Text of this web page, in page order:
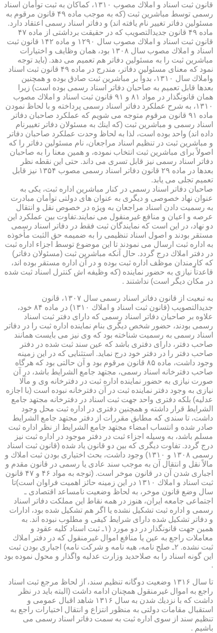
قانون ثبت اسناد و املاك مصوب ۱۳۱۰، كماكان به ثبت توأمان اسناد
رسمی توسط مباشرین ثبت (كه به موجب ماده ۴۹ قانون مرقوم به
مسئولین دفاتر تغییر نام یافته اند) و دفاتر اسناد رسمی اعتقاد دارد.
ماده ۴۹ قانون جدیدالتصویب كه در حقیقت برداشتی از ماده ۴۷
قانون ثبت اسناد و املاك مصوب سال ۱۲۹۰ و ماده ۱۴۲ قانون ثبت
اسناد و املاك مصوب سال ۱۳۰۸ بود، همان وظایف و اختیارات
مباشرین ثبت را به مسئولین دفاتر هم تعمیم می دهد. (باید توجه
نمود كه معنای مسئولین دفاتر، مندرج در ماده ۴۹ قانون ثبت اسناد
واملاك سال ۱۳۱۰، بدواً بر مباشرین ثبت صادق بوده و همچنین
بعدها قابل تعمیم به صاحبان دفاتر اسناد رسمی بوده است) زیرا
همان قانونگذار در مواد ۸۱ و ۹۱ قانون ثبت اسناد و املاك مصوب
۱۳۱۰، به شرح عملكرد دفاتر اسناد رسمی پرداخته و با لحاظ نمودن
ماده ۹۱ قانون مرقوم متوجه می شویم كه عملكرد صاحبان دفاتر
اسناد رسمی و مباشرین ثبت (كه اینك به مسئولان دفاتر تغییرنام
داده اند) واحد بوده است، لذا به لحاظ وحدت عملكرد صاحبان دفاتر
و مباشرین ثبت در تنظیم اسناد مراجعان، نام مسئولین دفاتر را كه
اصولاً برای مباشرین ثبت انتخاب نموده، و همین معنا را به صاحبان
دفاتر اسناد رسمی نیز قابل تسری می داند. حتی این نقطه نظر
بعدها در ماده ۲۹ قانون دفاتر اسناد رسمی مصوب ۱۳۵۴ نیز قابل
تعمیم تجلی می یابد.
صاحبان دفاتر اسناد رسمی در كنار مباشرین اداره ثبت، یكی به
عنوان نهاد خصوصی و دیگری به عنوان های دولتی توأمان مبادرت
به رسمیت دادن اسناد مراجعان به ویژه در خصوص نقل و انتقال
عرصه و اعیان و منافع غیرمنقول می نمایند.تفاوت بین عملكرد این
دو نهاد، در این است كه نمایندگان ثبت فقط در دفاتر اسناد رسمی
مستقر بودند و اصول اسناد تنظیمی را به ضمیمه حق الثبت مأخوذه
به اداره ثبت ارسال می نمودند تا این موضوع توسط اجزاء اداره ثبت
در دفتر املاك درج گردد. حال آنكه مباشرین ثبت (مسئولان دفاتر)
كه كارمندان موظف اداره ثبت بوده و در آن اداره مستقر بوده اند،
قاعدتاً نیازی به حضور نماینده (كه وظیفه اش كنترل اسناد ثبت شده
در مكان دیگر است) نداشتند .
به تبعیت از قانون دفاتر اسناد رسمی سال ۱۳۰۷، قانون
جدیدالتصویب (قانون ثبت اسناد و املاك ۱۳۱۰) در ماده ۸۴ خود،
علاوه بر صاحبان دفاتر اسناد رسمی كه دارای دفتر ثبت اسناد
رسمی بودند، حضور شخص دیگری بنام نماینده اداره ثبت را در دفاتر
اسناد رسمی به رسمیت شناخته بود كه وی نیز می بایست همانند
صاحب دفتر، دارای دفتری باشد كه عین سند ثبت شده در دفتر
صاحب دفتر را در دفتر خود درج نماید. استثنایی كه در این زمینه
وجود داشت، ماده ۸۵ قانون مرقوم بود و آن حالتی بود كه هرگاه
صاحب دفترخانه اسناد رسمی، مجتهد جامع الشرایط باشد، در آن
صورت نیازی به حضور نماینده اداره ثبت در دفترخانه وی و مآلا
نیازی به وجود دفتر نماینده ثبت در آن دفترخانه نبوده است (با اجازه
عدلیه) بلكه دفتری واحد جهت ثبت اسناد در دفترخانه مجتهد جامع
الشرایط قرار داشته و همچنین دفتری در اداره ثبت محل وجود
داشت، تا سندی كه مطابق مقررات از دفتر مجتهد جامع الشرایط
صادر شده و انتساب امضاء مجتهد جامع الشرایط از نظر اداره ثبت
مسلم باشد، به وسیله اجزاء ثبت در دفتر موجود در اداره ثبت نیز
درج گردد. تفاوت دیگری كه بین دو قانون یاد شده (قانون ثبت اسناد
رسمی ۱۳۰۸ و ۱۳۱۰) وجود داشت، بحث اختیاری بودن ثبت املاك و
مالاً نقل و انتقال آن به موجب سند عادی یا رسمی در قانون مقدم و
اجباری شدن آن در قانون موخر است. (توجه به مواد ۴۶ و ۴۷ قانون
ثبت اسناد و املاك ۱۳۱۰ در این زمینه حائز اهمیت فراوان است)تا
سال وضع قانون موخر، به لحاظ وضعیت نامساعد اقتصادی ـ
اجتماعی جامعه ایران، هنوز در همه نقاط این مملكت دفاتر اسناد
رسمی و اداره ثبت تشكیل نشده یا اگر هم تشكیل شده بود، ادارات
و دفاتر تشكیل شده دارای شرایط كیفی و مطلوب نبوده اند. به
همین جهت قانونگذار در دو مورد (۱ـ ثبت اسناد كلیه عقود و
معاملات راجع به عین یا منافع اموال غیرمنقول كه در دفتر املاك
ثبت نشده. ۲ـ صلح نامه، هبه نامه و شركت نامه) اجباری بودن ثبت
این گونه اسناد را به صلاحدید وزارت عدلیه واگذار و محول نموده بود
.
تا سال ۱۳۱۶ وضعیت دوگانه تنظیم سند، از لحاظ مرجع ثبت اسناد
راجع به اموال غیرمنقول همچنان ادامه داشت (البته باید در نظر
داشت كه با نزدیك شدن به سال ۱۳۱۶ شاهد اقبال عمومی و
استقبال مقامات دولتی به منظور انتزاع و انتقال اختیارات راجع به
تنظیم سند از سوی اداره ثبت به سمت دفاتر اسناد رسمی می
باشیم .